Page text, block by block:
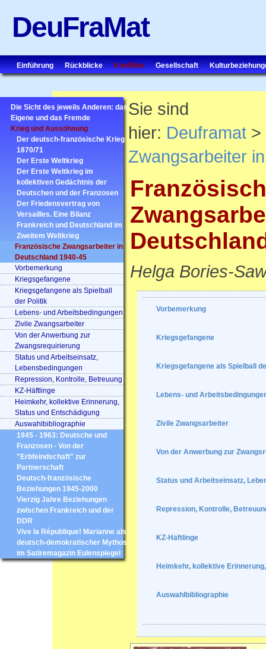
DeuFraMat
Einführung Rückblicke Konflikte Gesellschaft
Die Sicht des jeweils Anderen: das
Eigene und das Fremde
Krieg und Aussöhnung
Der deutsch-französische Krieg
1870/71
Der Erste Weltkrieg
Der Erste Weltkrieg im
kollektiven Gedächtnis der
Deutschen und der Franzosen
Der Friedensvertrag von
Versailles. Eine Bilanz
Frankreich und Deutschland im
Zweitem Weltkrieg
Französische Zwangsarbeiter in
Deutschland 1940-45
Vorbemerkung
Kriegsgefangene
Kriegsgefangene als Spielball
der Politik
Lebens- und Arbeitsbedingungen
Zivile Zwangsarbeiter
Von der Anwerbung zur
Zwangsrequirierung
Status und Arbeitseinsatz,
Lebensbedingungen
Repression, Kontrolle, Betreuung
KZ-Häftlinge
Heimkehr, kollektive Erinnerung,
Status und Entschädigung
Auswahlbibliographie
1945 - 1963: Deutsche und
Franzosen - Von der
"Erbfeindschaft" zur
Partnerschaft
Deutsch-französische
Beziehungen 1945-2000
Vierzig Jahre Beziehungen
zwischen Frankreich und der
DDR
Vive la République! Marianne als
deutsch-demokratischer Mythos
im Satiremagazin Eulenspiegel
Sie sind
hier: Deuframat>
Zwangsarbeiter
Helga Bories-
Vorbemerkung
Kriegsgefangene
Kriegsgefangene als Spielball
Lebens- und
Zivile Zwangsarbeiter
Von der Anwerbung zur
Status und Arbeitseinsatz,
Repression, Kontrolle,
KZ-Häftlinge
Heimkehr, kollektive
Auswahlbibliographie